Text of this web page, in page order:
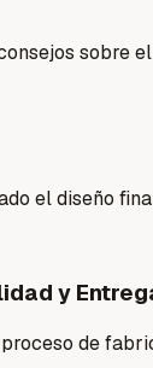
sobre
el diseño
y
de